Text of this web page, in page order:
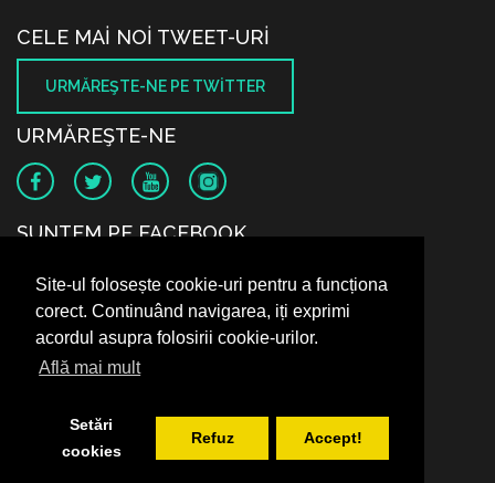
Site-ul folosește cookie-uri pentru a funcționa
corect. Continuând navigarea, iți exprimi
acordul asupra folosirii cookie-urilor.
Află mai mult
Setări
cookies
Refuz Accept!
CELE MAI NOI TWEET-URI
URMĂREŞTE-NE PE TWITTER
URMĂREŞTE-NE
SUNTEM PE FACEBOOK